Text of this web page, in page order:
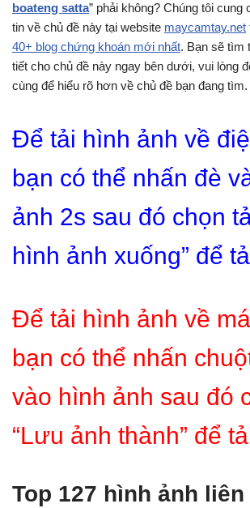
boateng satta” phải không? Chúng tôi cung
tin về chủ đề này tại website maycamtay.net
40+ blog chứng khoán mới nhất. Bạn sẽ tìm
tiết cho chủ đề này ngay bên dưới, vui lòng
cùng để hiểu rõ hơn về chủ đề bạn đang tìm.
Để tải hình ảnh về
bạn có thể nhấn đè
ảnh 2s sau đó chọn
hình ảnh xuống” để
Để tải hình ảnh về
bạn có thể nhấn
vào hình ảnh sau đó
“Lưu ảnh thành” để
Top 127 hình ảnh liên